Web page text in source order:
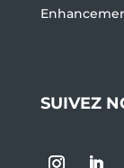
SUIVEZ